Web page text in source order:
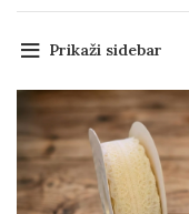
Prikaži sidebar